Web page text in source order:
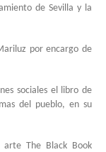
de Sevilla y la
por encargo de
sociales el libro de
del pueblo, en su
The Black Book